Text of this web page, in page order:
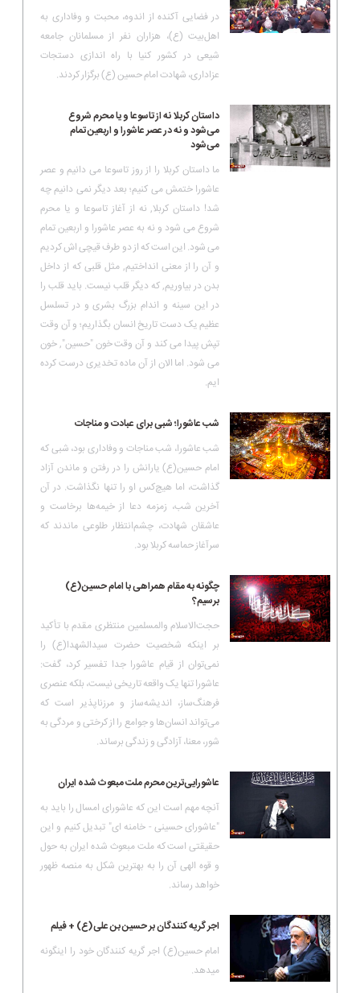
در فضایی آکنده از اندوه، محبت و وفاداری به
اهل‌بیت (ع)، هزاران نفر از مسلمانان جامعه
شیعی در کشور کنیا با راه اندازی دستجات
عزاداری، شهادت امام حسین (ع) برگزار کردند.
داستان کربلا نه از تاسوعا و یا محرم شروع
می‌شود و نه در عصر عاشورا و اربعین تمام
می‌شود
ما داستان کربلا را از روز تاسوعا می دانیم و عصر
عاشورا ختمش می کنیم؛ بعد دیگر نمی دانیم چه
شد! داستان کربلا, نه از آغاز تاسوعا و یا محرم
شروع می شود و نه به عصر عاشورا و اربعین تمام
می شود. این است که از دو طرف قیچی اش کردیم
و آن را از معنی انداختیم, مثل قلبی که از داخل
بدن در بیاوریم, که دیگر قلب نیست. باید قلب را
در این سینه و اندام بزرگ بشری و در تسلسل
عظیم یک دست تاریخ انسان بگذاریم؛ و آن وقت
تپش پیدا می کند و آن وقت خون "حسین", خون
می شود. اما الان از آن ماده تخدیری درست کرده
ایم.
شب عاشورا؛ شبی برای عبادت و مناجات
شب عاشورا، شب مناجات و وفاداری بود، شبی که
امام حسین(ع) یارانش را در رفتن و ماندن آزاد
گذاشت، اما هیچ‌کس او را تنها نگذاشت. در آن
آخرین شب، زمزمه دعا از خیمه‌ها برخاست و
عاشقان شهادت، چشم‌انتظار طلوعی ماندند که
سرآغاز حماسه کربلا بود.
چگونه به مقام همراهی با امام حسین(ع)
برسیم؟
حجت‌الاسلام والمسلمین منتظری مقدم با تأکید
بر اینکه شخصیت حضرت سیدالشهدا(ع) را
نمی‌توان از قیام عاشورا جدا تفسیر کرد، گفت:
عاشورا تنها یک واقعه تاریخی نیست، بلکه عنصری
فرهنگ‌ساز، اندیشه‌ساز و مرزناپذیر است که
می‌تواند انسان‌ها و جوامع را از کرختی و مردگی به
شور، معنا، آزادگی و زندگی برساند.
عاشورایی‌ترین محرم ملت مبعوث شده ایران
آنچه مهم است این که عاشورای امسال را باید به
"عاشورای حسینی - خامنه ای" تبدیل کنیم و این
حقیقتی است که ملت مبعوث شده ایران به حول
و قوه الهی آن را به بهترین شکل به منصه ظهور
خواهد رساند.
اجر گریه کنندگان بر حسین بن علی(ع) + فیلم
امام حسین(ع) اجر گریه کنندگان خود را اینگونه
میدهد.